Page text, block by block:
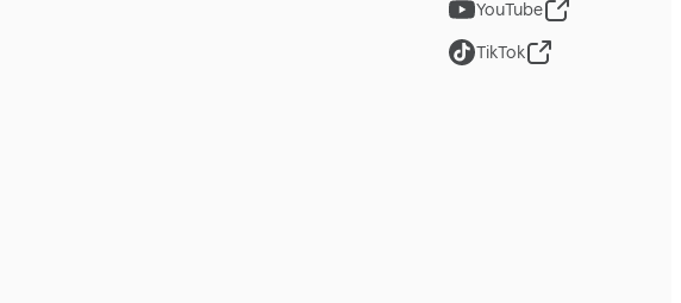
YouTube
TikTok